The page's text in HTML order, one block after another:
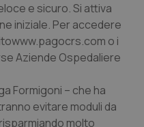
e sicuro. Si attiva
iniziale. Per accedere
o i
Aziende Ospedaliere
Formigoni – che ha
evitare moduli da
molto